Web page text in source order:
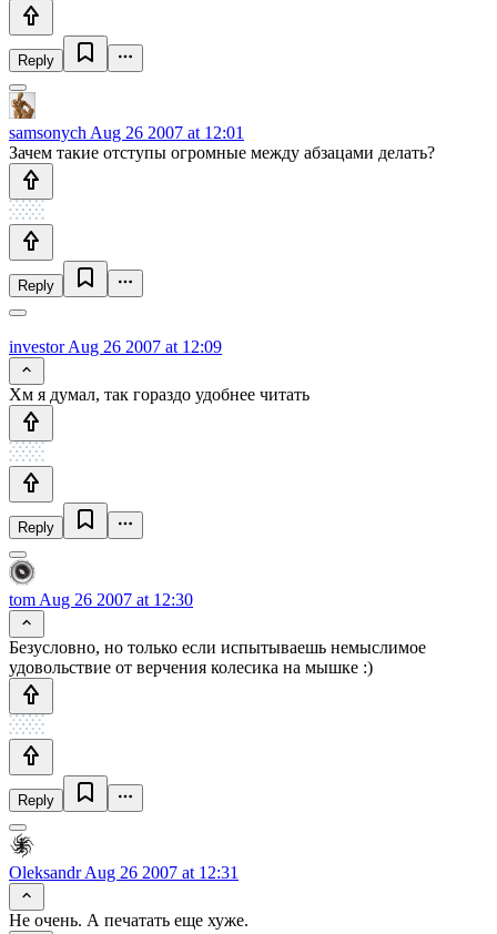
Reply
samsonych Aug 26 2007 at 12:01
Зачем такие отступы огромные между абзацами делать?
Reply
investorAug 26 2007 at 12:09
Хм я думал, так гораздо удобнее читать
Reply
tom Aug 26 2007 at 12:30
Безусловно, но только если испытываешь немыслимое
удовольствие от верчения колесика на мышке :)
Reply
OleksandrAug 26 2007 at 12:31
Не очень. А печатать еще хуже.